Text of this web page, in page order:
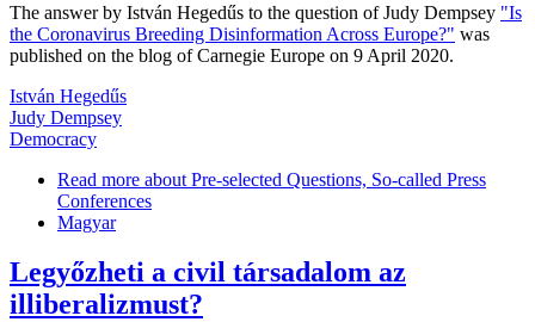
The answer by István Hegedűs to the question of Judy Dempsey "Is
the Coronavirus Breeding Disinformation Across Europe?" was
published on the blog of Carnegie Europe on 9 April 2020.
István Hegedűs
Judy Dempsey
Democracy
Read more about Pre-selected Questions, So-called Press
Conferences
Magyar
Legyőzheti a civil társadalom az
illiberalizmust?